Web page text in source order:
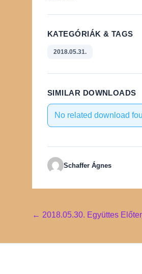
KATEGÓRIÁK & TAGS
2018.05.31.
SIMILAR DOWNLOADS
No related download
Schaffer Ágnes
Post
← 2018.05.30. Együttes